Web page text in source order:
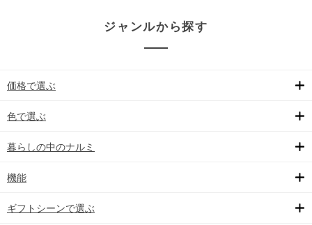
ジャンルから探す
価格で選ぶ
色で選ぶ
暮らしの中のナルミ
機能
ギフトシーンで選ぶ